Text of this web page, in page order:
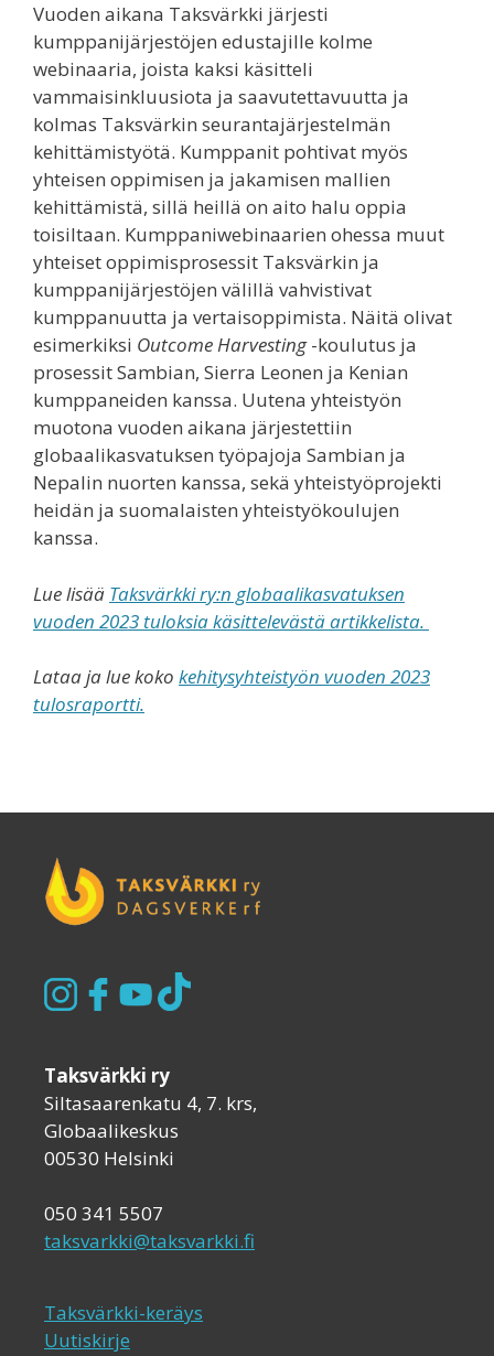
Vuoden aikana Taksvärkki järjesti
kumppanijärjestöjen edustajille kolme
webinaaria, joista kaksi käsitteli
vammaisinkluusiota ja saavutettavuutta ja
kolmas Taksvärkin seurantajärjestelmän
kehittämistyötä. Kumppanit pohtivat myös
yhteisen oppimisen ja jakamisen mallien
kehittämistä, sillä heillä on aito halu oppia
toisiltaan. Kumppaniwebinaarien ohessa muut
yhteiset oppimisprosessit Taksvärkin ja
kumppanijärjestöjen välillä vahvistivat
kumppanuutta ja vertaisoppimista. Näitä olivat
esimerkiksi Outcome Harvesting-koulutus ja
prosessit Sambian, Sierra Leonen ja Kenian
kumppaneiden kanssa. Uutena yhteistyön
muotona vuoden aikana järjestettiin
globaalikasvatuksen työpajoja Sambian ja
Nepalin nuorten kanssa, sekä yhteistyöprojekti
heidän ja suomalaisten yhteistyökoulujen
kanssa.
Lue lisää Taksvärkki ry:n globaalikasvatuksen
vuoden 2023 tuloksia käsittelevästä artikkelista.
Lataa ja lue koko kehitysyhteistyön vuoden 2023
tulosraportti.
Taksvärkki ry
Siltasaarenkatu 4, 7. krs,
Globaalikeskus
00530 Helsinki
050 341 5507
taksvarkki@taksvarkki.fi
Taksvärkki-keräys
Uutiskirje